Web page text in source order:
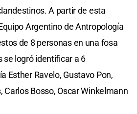
A partir de esta
Argentino de Antropología
de 8 personas en una fosa
se logró identificar a 6
Esther Ravelo, Gustavo Pon,
Carlos Bosso, Oscar Winkelmann